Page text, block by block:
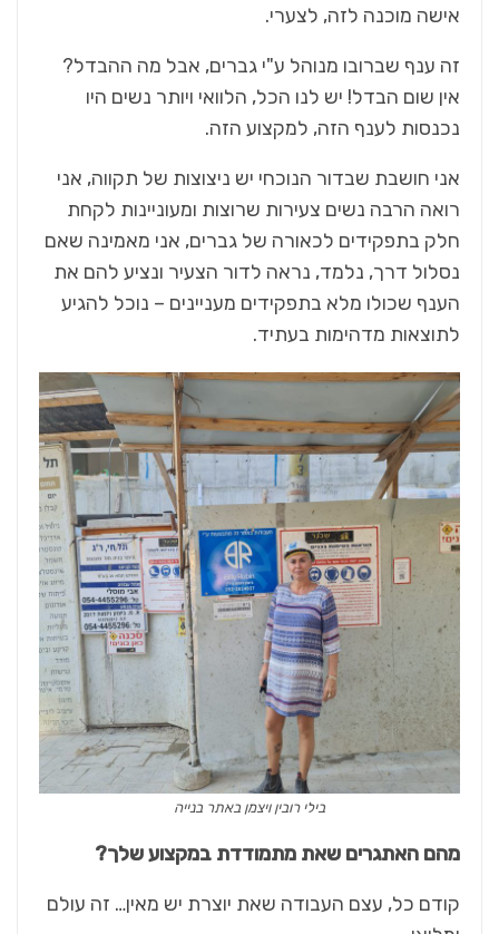
אישה מוכנה לזה, לצערי.
זה ענף שברובו מנוהל ע"י גברים, אבל מה ההבדל?
אין שום הבדל! יש לנו הכל, הלוואי ויותר נשים היו
נכנסות לענף הזה, למקצוע הזה.
אני חושבת שבדור הנוכחי יש ניצוצות של תקווה, אני
רואה הרבה נשים צעירות שרוצות ומעוניינות לקחת
חלק בתפקידים לכאורה של גברים, אני מאמינה שאם
נסלול דרך, נלמד, נראה לדור הצעיר ונציע להם את
הענף שכולו מלא בתפקידים מעניינים – נוכל להגיע
לתוצאות מדהימות בעתיד.
בילי רובין ויצמן באתר בנייה
מהם האתגרים שאת מתמודדת במקצוע שלך?
קודם כל, עצם העבודה שאת יוצרת יש מאין… זה עולם